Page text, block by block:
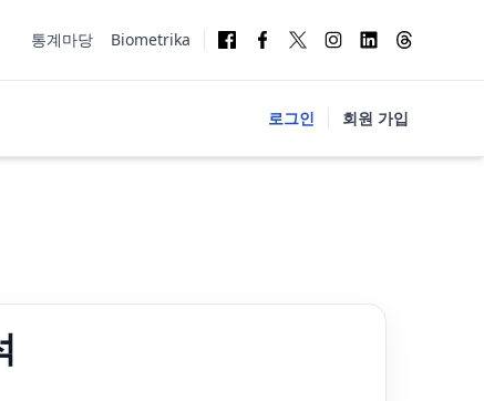
통계마당 Biometrika
로그인 회원 가입